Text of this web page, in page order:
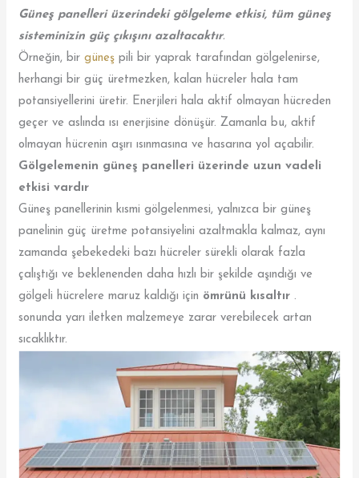
Güneş panelleri üzerindeki gölgeleme etkisi, tüm güneş
sisteminizin güç çıkışını azaltacaktır.
Örneğin, birgüneş pili bir yaprak tarafından gölgelenirse,
herhangi bir güç üretmezken, kalan hücreler hala tam
potansiyellerini üretir. Enerjileri hala aktif olmayan hücreden
geçer ve aslında ısı enerjisine dönüşür. Zamanla bu, aktif
olmayan hücrenin aşırı ısınmasına ve hasarına yol açabilir.
Gölgelemenin güneş panelleri üzerinde uzun vadeli
etkisi vardır
Güneş panellerinin kısmi gölgelenmesi, yalnızca bir güneş
panelinin güç üretme potansiyelini azaltmakla kalmaz, aynı
zamanda şebekedeki bazı hücreler sürekli olarak fazla
çalıştığı ve beklenenden daha hızlı bir şekilde aşındığı ve
gölgeli hücrelere maruz kaldığı için ömrünü kısaltır .
sonunda yarı iletken malzemeye zarar verebilecek artan
sıcaklıktır.